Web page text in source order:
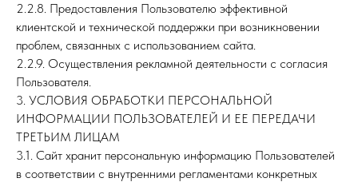
2.2.8. Предоставления Пользователю эффективной
клиентской и технической поддержки при возникновении
проблем, связанных с использованием сайта.
2.2.9. Осуществления рекламной деятельности с согласия
Пользователя.
3. УСЛОВИЯ ОБРАБОТКИ ПЕРСОНАЛЬНОЙ
ИНФОРМАЦИИ ПОЛЬЗОВАТЕЛЕЙ И ЕЕ ПЕРЕДАЧИ
ТРЕТЬИМ ЛИЦАМ
3.1. Сайт хранит персональную информацию Пользователей
в соответствии с внутренними регламентами конкретных